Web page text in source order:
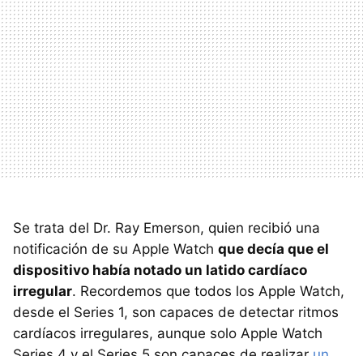
Se trata del Dr. Ray Emerson, quien recibió una
notificación de su Apple Watch que decía que el
dispositivo había notado un latido cardíaco
irregular. Recordemos que todos los Apple Watch,
desde el Series 1, son capaces de detectar ritmos
cardíacos irregulares, aunque solo Apple Watch